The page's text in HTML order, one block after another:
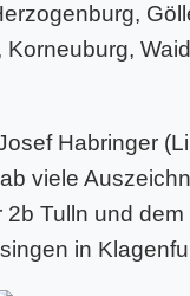
Habringer
viele
Tulln und
in